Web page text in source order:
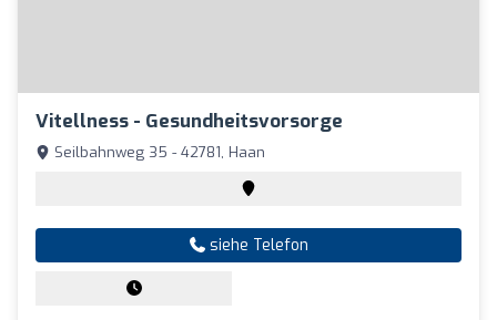
Vitellness - Gesundheitsvorsorge
Seilbahnweg 35 - 42781, Haan
siehe Telefon